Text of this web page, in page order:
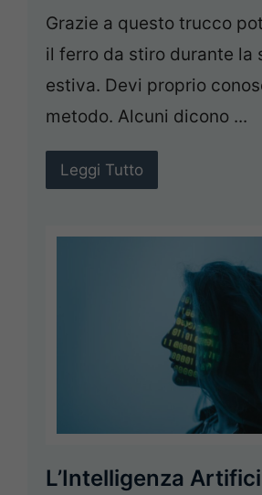
Grazie a questo trucco
il ferro da stiro durante la
estiva. Devi proprio
metodo. Alcuni dicono ...
Leggi Tutto
L’Intelligenza